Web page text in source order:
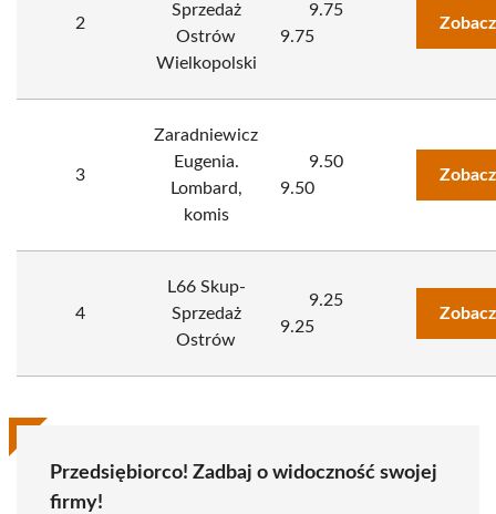
2
Sprzedaż
Ostrów
Wielkopolski
9.75
9.75
3
Zaradniewicz
Eugenia.
Lombard,
komis
9.50
9.50
4
L66 Skup-
Sprzedaż
Ostrów
9.25
9.25
Przedsiębiorco! Zadbaj o widoczność swojej
firmy!